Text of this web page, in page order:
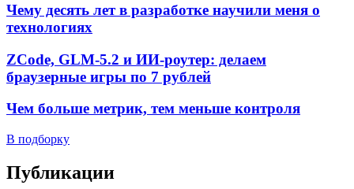
Чему десять лет в разработке научили меня о
технологиях
ZCode, GLM-5.2 и ИИ-роутер: делаем
браузерные игры по 7 рублей
Чем больше метрик, тем меньше контроля
В подборку
Публикации